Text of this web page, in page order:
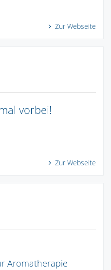
Zur Webseite
vorbei!
Zur Webseite
Aromatherapie